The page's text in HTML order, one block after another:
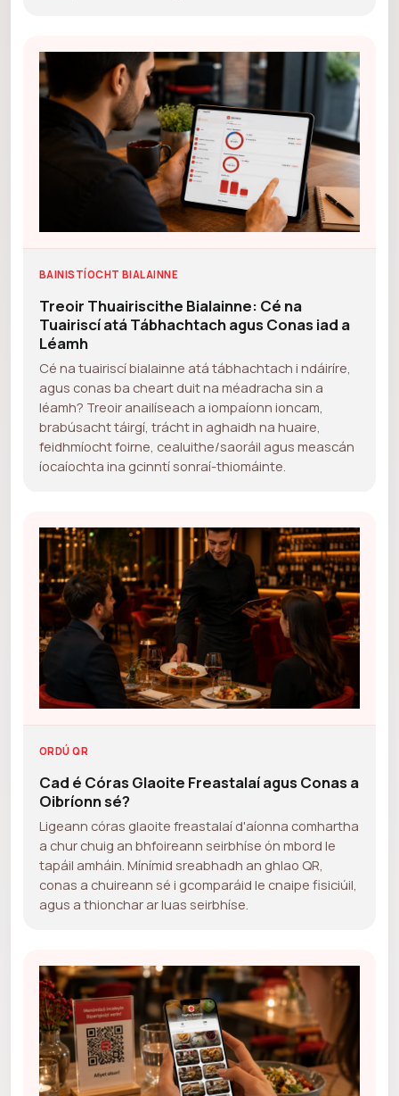
BAINISTÍOCHT BIALAINNE
Treoir Thuairiscithe Bialainne: Cé na
Tuairiscí atá Tábhachtach agus Conas iad a
Léamh
Cé na tuairiscí bialainne atá tábhachtach i ndáiríre,
agus conas ba cheart duit na méadracha sin a
léamh? Treoir anailíseach a iompaíonn ioncam,
brabúsacht táirgí, trácht in aghaidh na huaire,
feidhmíocht foirne, cealuithe/saoráil agus meascán
íocaíochta ina gcinntí sonraí-thiomáinte.
ORDÚ QR
Cad é Córas Glaoite Freastalaí agus Conas a
Oibríonn sé?
Ligeann córas glaoite freastalaí d'aíonna comhartha
a chur chuig an bhfoireann seirbhíse ón mbord le
tapáil amháin. Mínímid sreabhadh an ghlao QR,
conas a chuireann sé i gcomparáid le cnaipe fisiciúil,
agus a thionchar ar luas seirbhíse.